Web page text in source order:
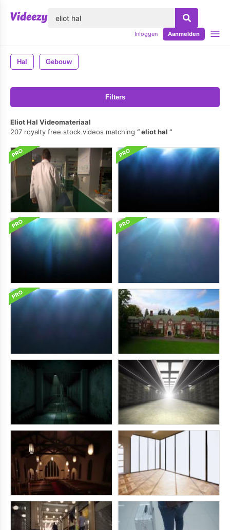
Inloggen Aanmelden
Hal Gebouw
Filters
Eliot Hal Videomateriaal
207 royalty free stock videos matching
eliot hal